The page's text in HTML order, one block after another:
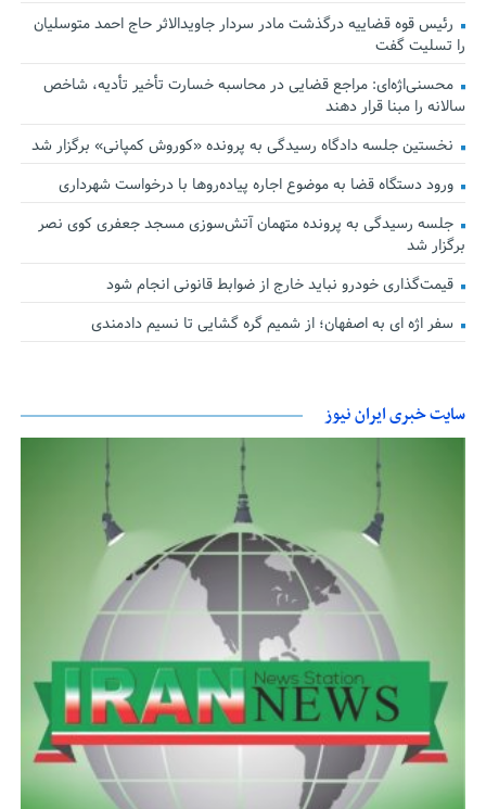
رئیس قوه قضاییه درگذشت مادر سردار جاویدالاثر حاج احمد متوسلیان
را تسلیت گفت
محسنی‌اژه‌ای: مراجع قضایی در محاسبه خسارت تأخیر تأدیه، شاخص
سالانه را مبنا قرار دهند
نخستین جلسه دادگاه رسیدگی به پرونده «کوروش کمپانی» برگزار شد
ورود دستگاه قضا به موضوع اجاره پیاده‌روها با درخواست شهرداری
جلسه رسیدگی به پرونده متهمان آتش‌سوزی مسجد جعفری کوی نصر
برگزار شد
قیمت‌گذاری خودرو نباید خارج از ضوابط قانونی انجام شود
سفر اژه ای به اصفهان؛ از شمیم گره گشایی تا نسیم دادمندی
سایت خبری ایران نیوز